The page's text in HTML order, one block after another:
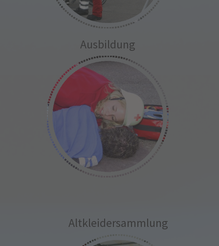
Ausbildung
Altkleidersammlung